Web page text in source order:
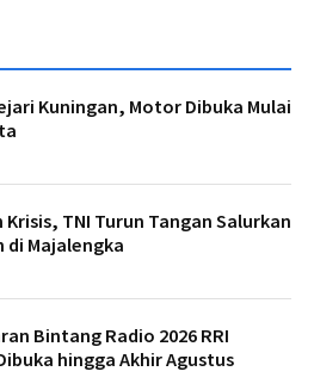
Kuningan, Motor Dibuka Mulai
TNI Turun Tangan Salurkan
di Majalengka
Bintang Radio 2026 RRI
hingga Akhir Agustus